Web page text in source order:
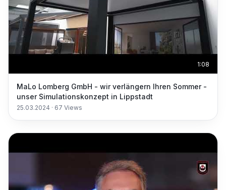
1:08
MaLo Lomberg GmbH - wir verlängern Ihren Sommer -
unser Simulationskonzept in Lippstadt
25.03.2024 · 67 Views